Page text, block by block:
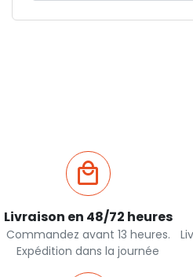
Livraison en 48/72 heures
Commandez avant 13 heures.
Expédition dans la journée